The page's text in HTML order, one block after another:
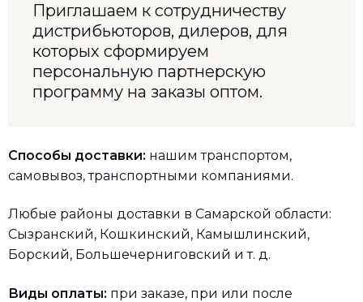
Приглашаем к сотрудничеству
дистрибьюторов, дилеров, для
которых сформируем
персональную партнерскую
программу на заказы оптом.
Способы доставки: нашим транспортом,
самовывоз, транспортными компаниями.
Любые районы доставки в Самарской области:
Сызранский, Кошкинский, Камышлинский,
Борский, Большечерниговский и т. д.
Виды оплаты: при заказе, при или после